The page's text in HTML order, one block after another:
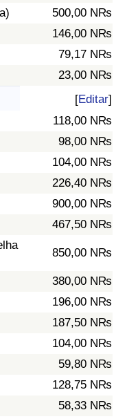
500,00 N₨
146,00 N₨
79,17 N₨
23,00 N₨
[Editar]
118,00 N₨
98,00 N₨
104,00 N₨
226,40 N₨
900,00 N₨
467,50 N₨
850,00 N₨
380,00 N₨
196,00 N₨
187,50 N₨
104,00 N₨
59,80 N₨
128,75 N₨
58,33 N₨